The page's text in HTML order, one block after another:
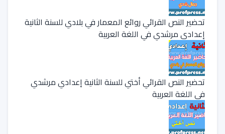
تحضير النص القرائي روائع المعمار في بلادي للسنة الثانية
إعدادي مرشدي في اللغة العربية
تحضير النص القرائي أختي للسنة الثانية إعدادي مرشدي
في اللغة العربية